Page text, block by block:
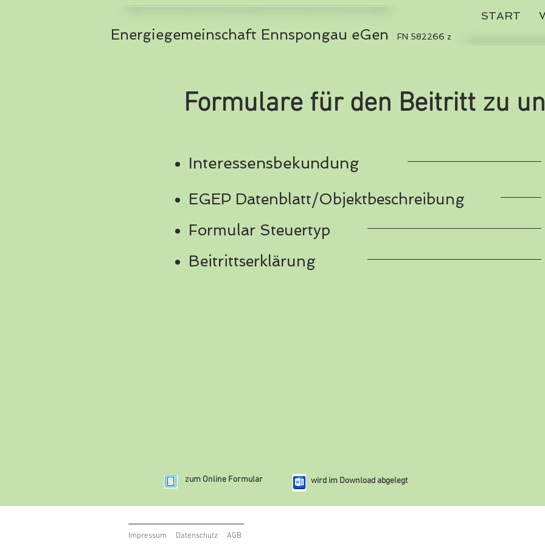
START
Energiegemeinschaft Ennspongau eGen FN 582266 z
Formulare für den Beitritt zu
Interessensbekundung
EGEP Datenblatt/Objektbeschreibung
Formular Steuertyp
Beitrittserklärung
zum Online Formular wird im Download abgelegt
Impressum Datenschutz AGB